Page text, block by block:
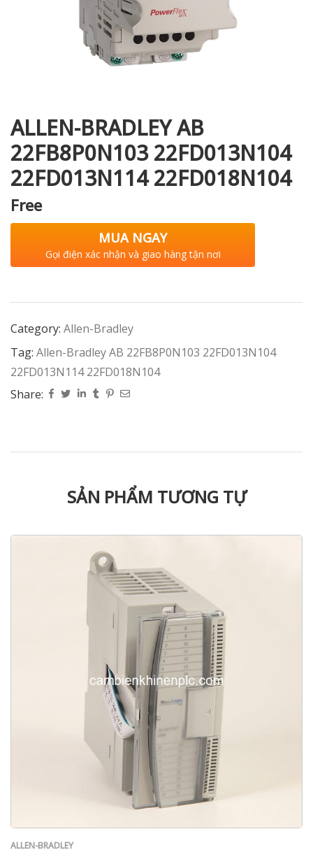
ALLEN-BRADLEY AB
22FB8P0N103 22FD013N104
22FD013N114 22FD018N104
Free
MUA NGAY
Gọi điện xác nhận và giao hàng tận nơi
Category: Allen-Bradley
Tag: Allen-Bradley AB 22FB8P0N103 22FD013N104
22FD013N114 22FD018N104
Share:
SẢN PHẨM TƯƠNG TỰ
ALLEN-BRADLEY